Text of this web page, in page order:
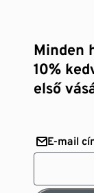
Minden
10%
első
E-mail